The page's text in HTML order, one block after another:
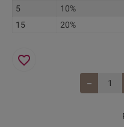
5
10%
15
20%
favorite_border